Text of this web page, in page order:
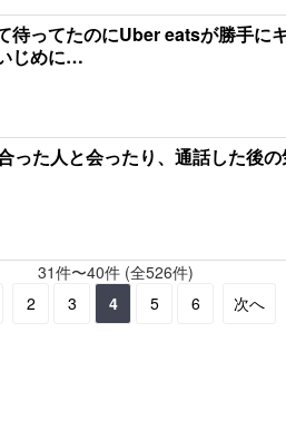
待ってたのにUber eatsが勝手
じめに…
った人と会ったり、通話した後
31件〜40件 (全526件)
2 3 4 5 6 次へ